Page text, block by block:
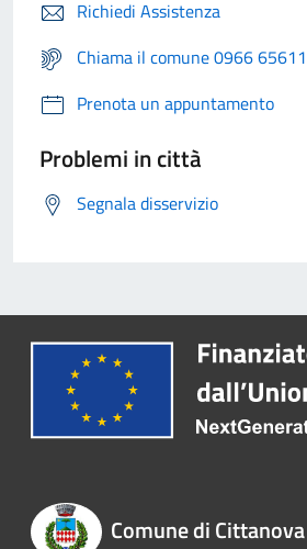
Richiedi Assistenza
Chiama il comune 0966
Prenota un appuntamento
Problemi in città
Segnala disservizio
Comune di Cittanova